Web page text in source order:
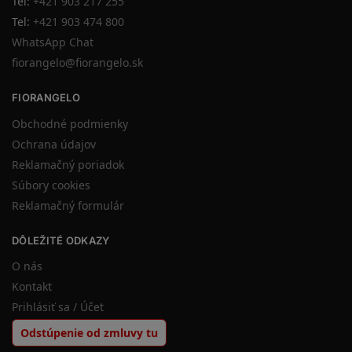
Tel: +421 903 474 800
WhatsApp Chat
fiorangelo@fiorangelo.sk
FIORANGELO
Obchodné podmienky
Ochrana údajov
Reklamačný poriadok
Súbory cookies
Reklamačný formulár
DÔLEŽITÉ ODKAZY
O nás
Kontakt
Prihlásiť sa / Účet
Odstúpenie od zmluvy tu